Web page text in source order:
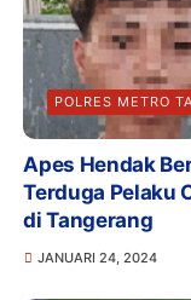
POLRES METRO
Apes Hendak
Terduga Pelaku
di Tangerang
JANUARI 24, 2024